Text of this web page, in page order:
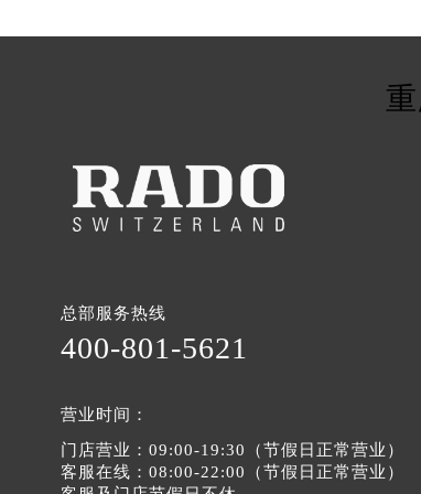
总部服务热线
400-801-5621
营业时间：
门店营业：09:00-19:30（节假日正常营业）
客服在线：08:00-22:00（节假日正常营业）